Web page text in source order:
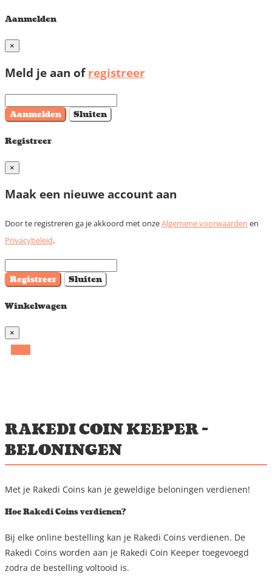
Aanmelden
×
Meld je aan ofregistreer
Aanmelden Sluiten
Registreer
×
Maak een nieuwe account aan
Door te registreren ga je akkoord met onzeAlgemene voorwaarden en
Privacybeleid.
Registreer Sluiten
Winkelwagen
×
RAKEDI COIN KEEPER -
BELONINGEN
Met je Rakedi Coins kan je geweldige beloningen verdienen!
Hoe Rakedi Coins verdienen?
Bij elke online bestelling kan je Rakedi Coins verdienen. De
Rakedi Coins worden aan je Rakedi Coin Keeper toegevoegd
zodra de bestelling voltooid is.